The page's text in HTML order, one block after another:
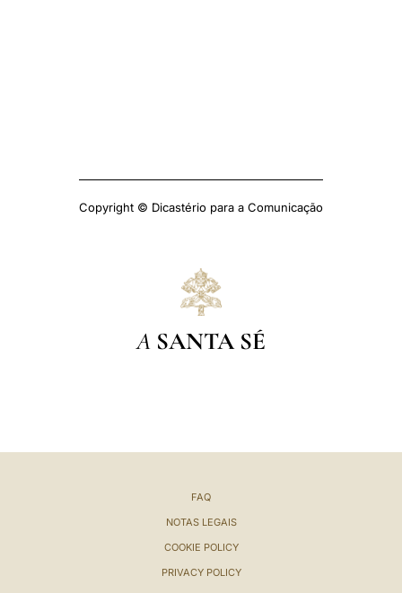
Copyright © Dicastério para a Comunicação
A SANTA SÉ
FAQ
NOTAS LEGAIS
COOKIE POLICY
PRIVACY POLICY